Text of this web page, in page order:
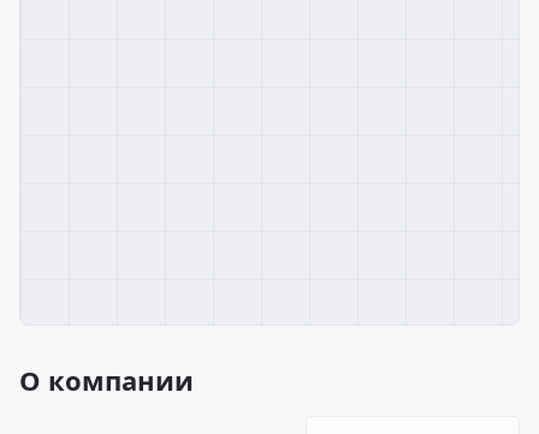
О компании